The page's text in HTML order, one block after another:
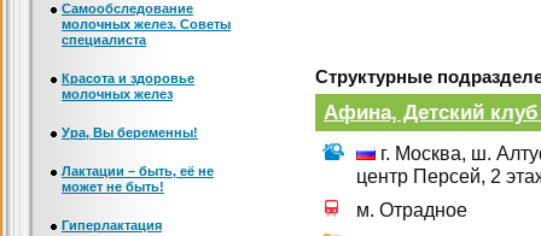
Структурные
Афина, Детский
г. Москва, ш.
центр Персей, 2
м. Отрадное
Самообследование
молочных желез. Советы
специалиста
Красота и здоровье
молочных желез
Ура, Вы беременны!
Лактации – быть, её не
может не быть!
Гиперлактация